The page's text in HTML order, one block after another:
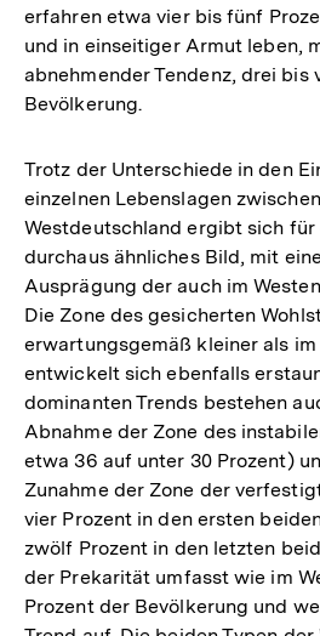
erfahren etwa vier bis fünf
und in einseitiger Armut leben,
abnehmender Tendenz, drei bis
Bevölkerung.
Trotz der Unterschiede in den
einzelnen Lebenslagen
Westdeutschland ergibt sich für
durchaus ähnliches Bild, mit
Ausprägung der auch im
Die Zone des gesicherten
erwartungsgemäß kleiner als im
entwickelt sich ebenfalls
dominanten Trends bestehen
Abnahme der Zone des
etwa 36 auf unter 30 Prozent)
Zunahme der Zone der
vier Prozent in den ersten
zwölf Prozent in den letzten
der Prekarität umfasst wie im
Prozent der Bevölkerung und